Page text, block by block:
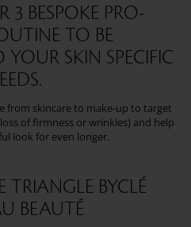
3 BESPOKE PRO-
TO BE
YOUR SKIN SPECIFIC
from skincare to make-up to target
of firmness or wrinkles) and help
look for even longer.
BYCLÉ
BEAUTÉ